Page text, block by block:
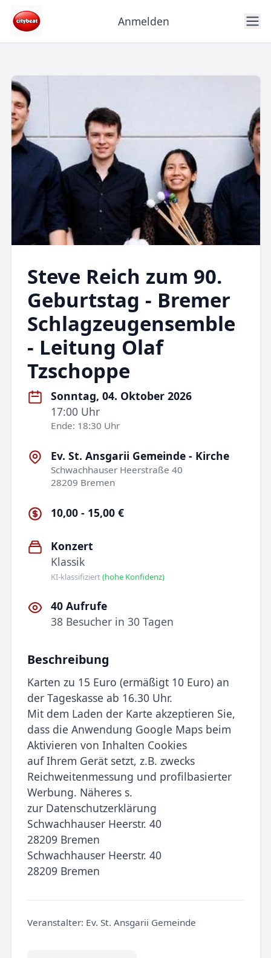
Anmelden
Steve Reich zum 90.
Geburtstag - Bremer
Schlagzeugensemble
- Leitung Olaf
Tzschoppe
Sonntag, 04. Oktober 2026
17:00 Uhr
Ende: 18:30 Uhr
Ev. St. Ansgarii Gemeinde - Kirche
Schwachhauser Heerstraße 40
28209 Bremen
10,00 - 15,00 €
Konzert
Klassik
KI-klassifiziert(hohe Konfidenz)
40 Aufrufe
38 Besucher in 30 Tagen
Beschreibung
Karten zu 15 Euro (ermäßigt 10 Euro) an
der Tageskasse ab 16.30 Uhr.
Mit dem Laden der Karte akzeptieren Sie,
dass die Anwendung Google Maps beim
Aktivieren von Inhalten Cookies
auf Ihrem Gerät setzt, z.B. zwecks
Reichweitenmessung und profilbasierter
Werbung. Näheres s.
zur Datenschutzerklärung
Schwachhauser Heerstr. 40
28209 Bremen
Schwachhauser Heerstr. 40
28209 Bremen
Veranstalter: Ev. St. Ansgarii Gemeinde